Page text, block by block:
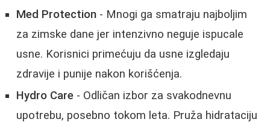
Med Protection - Mnogi ga smatraju najboljim
za zimske dane jer intenzivno neguje ispucale
usne. Korisnici primećuju da usne izgledaju
zdravije i punije nakon korišćenja.
Hydro Care - Odličan izbor za svakodnevnu
upotrebu, posebno tokom leta. Pruža hidrataciju